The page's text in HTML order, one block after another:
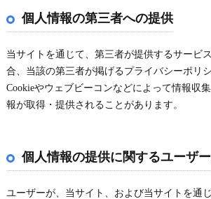
個人情報の第三者への提供
当サイトを通じて、第三者が提供するサービ
合、当該の第三者が掲げるプライバシーポリ
Cookieやウェブビーコンなどによって情報収
報が取得・提供されることがあります。
個人情報の提供に関するユーザ
ユーザーが、当サイト、および当サイトを通